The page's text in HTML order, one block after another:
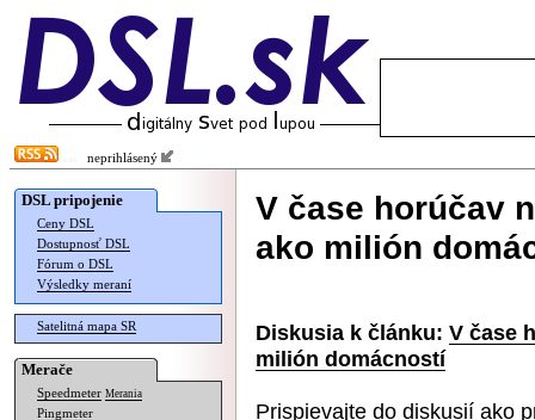
neprihlásený
DSL pripojenie
Ceny DSL
Dostupnosť DSL
Fórum o DSL
Výsledky meraní
Satelitná mapa SR
Merače
Speedmeter Merania
Pingmeter
V čase horúčav
ako milión
Diskusia k článku: V čase
milión domácností
Prispievajte do diskusií ako